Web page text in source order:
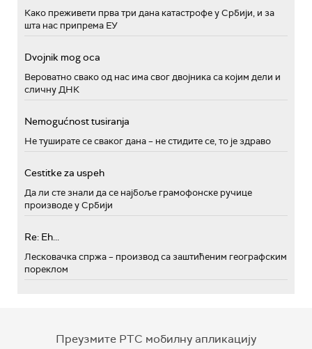
Како преживети прва три дана катастрофе у Србији, и за
шта нас припрема ЕУ
Dvojnik mog oca
Вероватно свако од нас има свог двојника са којим дели и
сличну ДНК
Nemogućnost tusiranja
Не туширате се сваког дана – не стидите се, то је здраво
Cestitke za uspeh
Да ли сте знали да се најбоље грамофонске ручице
производе у Србији
Re: Eh...
Лесковачка спржа – производ са заштићеним географским
пореклом
Преузмите РТС мобилну апликацију